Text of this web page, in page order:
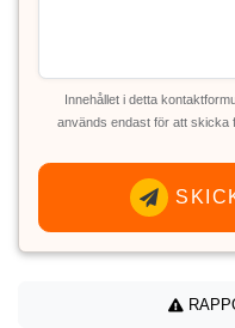
Innehållet i detta
används endast för att skicka